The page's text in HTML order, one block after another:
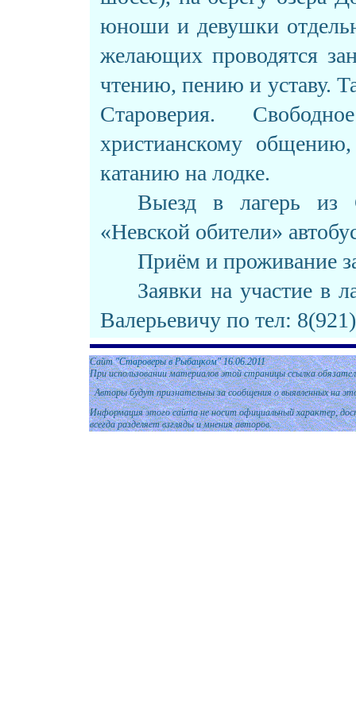
юноши и девушки
желающих проводятся
чтению, пению и уставу.
Староверия.
христианскому
катанию на лодке.
Выезд в лагерь из
«Невской обители»
Приём и проживание
Заявки на участие в
Валерьевичу по тел:
Сайт"Староверы в Рыбацком" 16.06.2011
При использовании материалов этой страницы ссылка
Авторы будут признательны за сообщения о выявленных на
Информация этого сайта не носит официальный характер,
всегда разделяет взгляды и мнения авторов.